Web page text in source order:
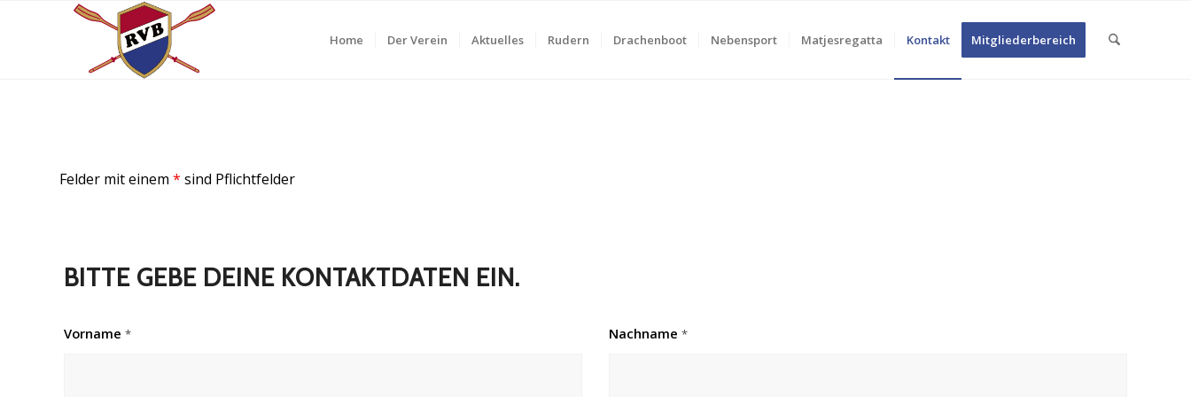
Home Der Verein Aktuelles Rudern Drachenboot Nebensport Matjesregatta Kontakt Mitgliederbereich
Felder mit einem * sind Pflichtfelder
BITTE GEBE DEINE KONTAKTDATEN EIN.
Vorname * Nachname*